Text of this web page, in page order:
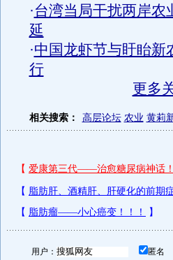
·台湾当局干扰两岸农
延
·中国龙虾节与盱眙新
行
更多
相关搜索： 高层论坛 农业 黄莉
用户： 匿名